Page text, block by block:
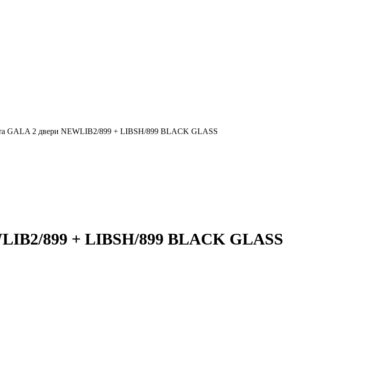
GALA 2 двери NEWLIB2/899 + LIBSH/899 BLACK GLASS
899 + LIBSH/899 BLACK GLASS